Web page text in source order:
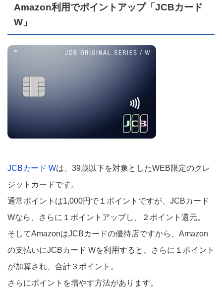
Amazon利用でポイントアップ「JCBカード
W」
JCBカード Wは、39歳以下を対象としたWEB限定のクレ
ジットカードです。
通常ポイントは1,000円で１ポイントですが、JCBカード
Wなら、さらに１ポイントアップし、２ポイント還元。
そしてAmazonはJCBカードの優待店ですから、Amazon
の支払いにJCBカード Wを利用すると、さらに１ポイント
が加算され、合計３ポイント。
さらにポイントを増やす方法があります。